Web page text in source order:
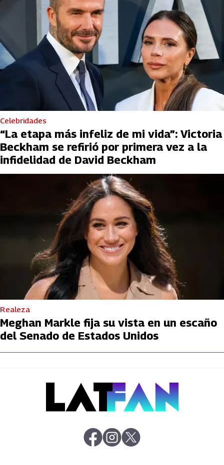
Celebridades
“La etapa más infeliz de mi vida”: Victoria
Beckham se refirió por primera vez a la
infidelidad de David Beckham
Realeza
Meghan Markle fija su vista en un escaño
del Senado de Estados Unidos
abre en nueva pestaña
abre en nueva pestaña